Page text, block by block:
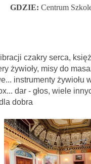
GDZIE: Centrum
czakry serca,
żywioły, misy do
instrumenty żywiołu
dar - głos, wiele
dobra